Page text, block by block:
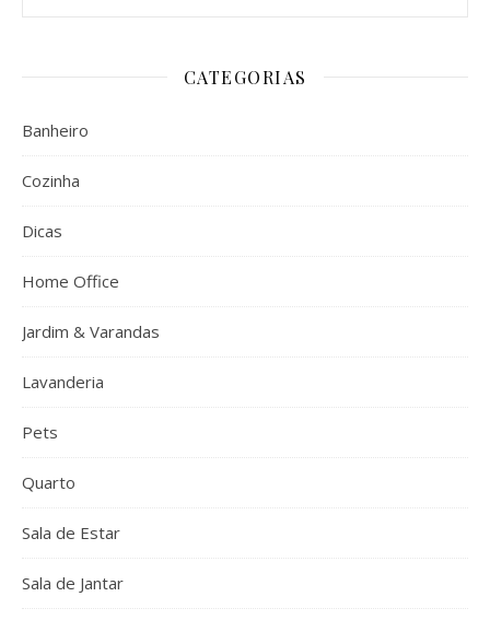
CATEGORIAS
Banheiro
Cozinha
Dicas
Home Office
Jardim & Varandas
Lavanderia
Pets
Quarto
Sala de Estar
Sala de Jantar